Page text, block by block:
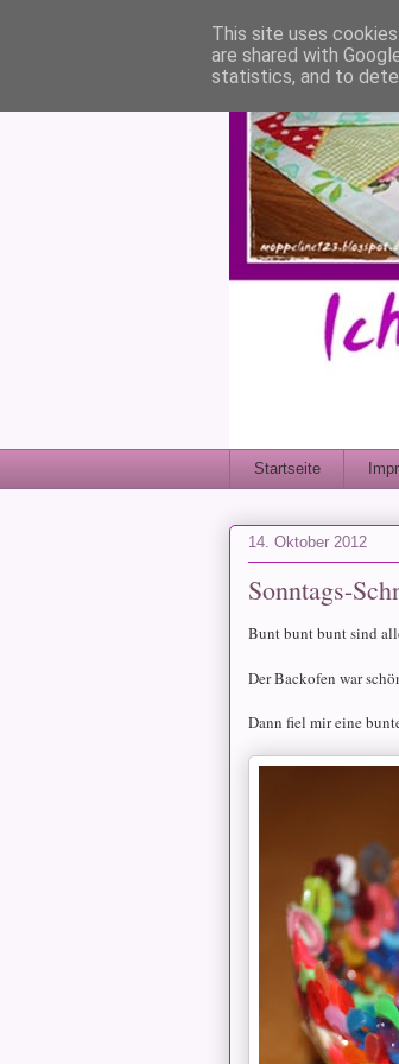
Startseite
14. Oktober 2012
Sonntags-
Bunt bunt bunt sind
Der Backofen war
Dann fiel mir eine
This site uses
are shared with
statistics, and to